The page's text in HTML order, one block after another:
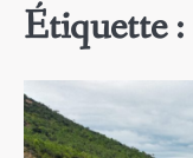
Étiquette :